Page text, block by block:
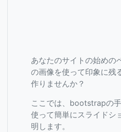
あなたのサイトの始めの
の画像を使って印象に残
作りませんか？
ここでは、bootstrapの
使って簡単にスライドシ
明します。